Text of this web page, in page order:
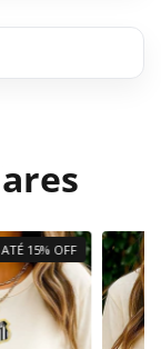
ATÉ 15% OFF